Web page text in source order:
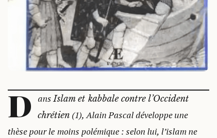
D ansIslam et kabbale contre l’Occident
chrétien (1), Alain Pascal développe une
thèse pour le moins polémique : selon lui, l’islam ne